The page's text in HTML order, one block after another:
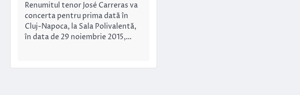
Renumitul tenor José Carreras va
concerta pentru prima dată în
Cluj-Napoca, la Sala Polivalentă,
în data de 29 noiembrie 2015,…